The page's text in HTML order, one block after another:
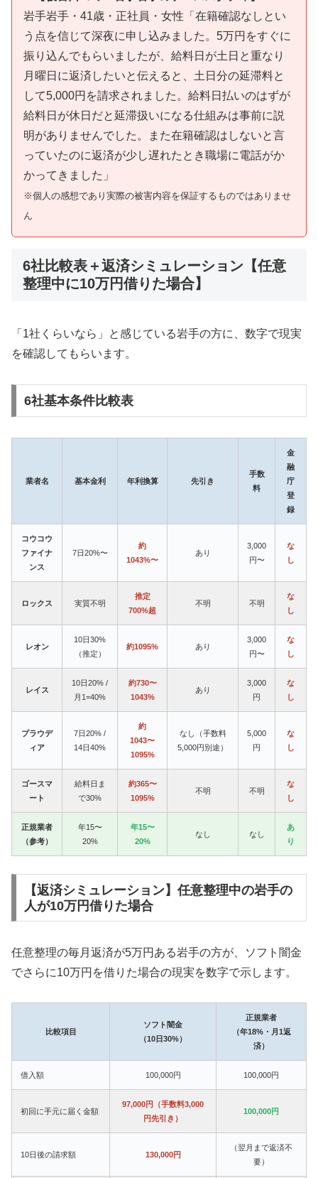
岩手岩手・41歳・正社員・女性「在籍確認なしとい
う点を信じて深夜に申し込みました。5万円をすぐに
振り込んでもらいましたが、給料日が土日と重なり
月曜日に返済したいと伝えると、土日分の延滞料と
して5,000円を請求されました。給料日払いのはずが
給料日が休日だと延滞扱いになる仕組みは事前に説
明がありませんでした。また在籍確認はしないと言
っていたのに返済が少し遅れたとき職場に電話がか
かってきました」
※個人の感想であり実際の被害内容を保証するものではありませ
ん
6社比較表＋返済シミュレーション【任意
整理中に10万円借りた場合】
「1社くらいなら」と感じている岩手の方に、数字で現実
を確認してもらいます。
6社基本条件比較表
業者名 基本金利 年利換算 先引き
手数
料
金
融
庁
登
録
コウコウ
ファイナ
ンス
7日20%〜
約
1043%〜
あり
3,000
円〜
な
し
ロックス 実質不明
推定
700%超
不明 不明
な
し
レオン
10日30%
（推定）
約1095% あり
3,000
円〜
な
し
レイス
10日20% /
月1=40%
約730〜
1043%
あり
3,000
円
な
し
プラウデ
ィア
7日20% /
14日40%
約
1043〜
1095%
なし（手数料
5,000円別途）
5,000
円
な
し
ゴースマ
ート
給料日ま
で30%
約365〜
1095%
不明 不明
な
し
正規業者
（参考）
年15〜
20%
年15〜
20%
なし なし
あ
り
【返済シミュレーション】任意整理中の岩手の
人が10万円借りた場合
任意整理の毎月返済が5万円ある岩手の方が、ソフト闇金
でさらに10万円を借りた場合の現実を数字で示します。
比較項目
ソフト闇金
（10日30%）
正規業者
（年18%・月1返
済）
借入額 100,000円 100,000円
初回に手元に届く金額
97,000円（手数料3,000
円先引き）
100,000円
10日後の請求額 130,000円
（翌月まで返済不
要）